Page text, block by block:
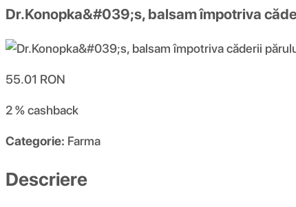
Dr.Konopka&#039;s, balsam împotriva
55.01 RON
2 %cashback
Categorie: Farma
Descriere